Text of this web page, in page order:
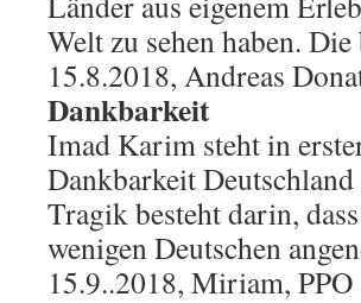
Welt zu sehen haben.
15.8.2018, Andreas
Dankbarkeit
Imad Karim steht in
Dankbarkeit
Tragik besteht darin,
wenigen Deutschen
15.9..2018, Miriam, PPO